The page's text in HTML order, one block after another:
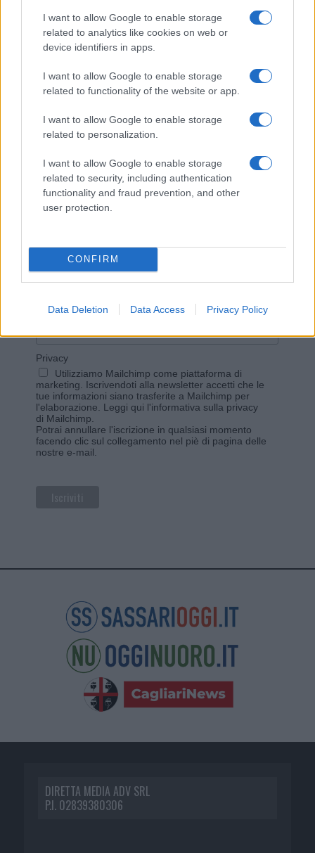
I want to allow Google to enable storage
related to analytics like cookies on web or
device identifiers in apps.
I want to allow Google to enable storage
related to functionality of the website or app.
I want to allow Google to enable storage
related to personalization.
I want to allow Google to enable storage
related to security, including authentication
functionality and fraud prevention, and other
user protection.
CONFIRM
Data Deletion Data Access Privacy Policy
Invia un Comunicato Stampa
Iscriviti alla newsletter di Gallura Oggi e ricevi le nostre
email periodiche contenenti le ultime notizie pubblicate
sul sito web!
Privacy
Utilizziamo Mailchimp come piattaforma di
marketing. Iscrivendoti alla newsletter accetti che le
tue informazioni siano trasferite a Mailchimp per
l'elaborazione. Leggi qui l'informativa sulla privacy
di Mailchimp
Potrai annullare l'iscrizione in qualsiasi momento
facendo clic sul collegamento nel piè di pagina delle
nostre e-mail.
DIRETTA MEDIA ADV SRL
P.I. 02839380306